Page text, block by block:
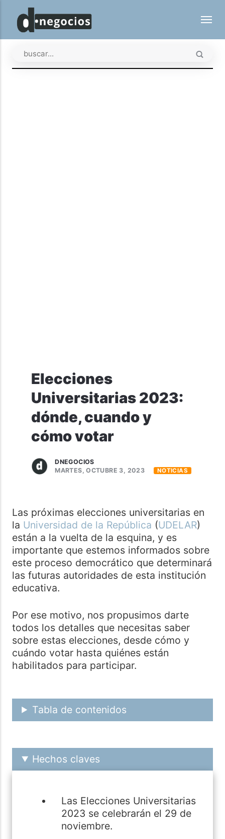
Elecciones
Universitarias 2023:
dónde, cuando y
cómo votar
DNEGOCIOS
MARTES, OCTUBRE 3, 2023
NOTICIAS
Las próximas elecciones universitarias en
la Universidad de la República (UDELAR)
están a la vuelta de la esquina, y es
importante que estemos informados sobre
este proceso democrático que determinará
las futuras autoridades de esta institución
educativa.
Por ese motivo, nos propusimos darte
todos los detalles que necesitas saber
sobre estas elecciones, desde cómo y
cuándo votar hasta quiénes están
habilitados para participar.
Tabla de contenidos
Hechos claves
Las Elecciones Universitarias
2023 se celebrarán el 29 de
noviembre.